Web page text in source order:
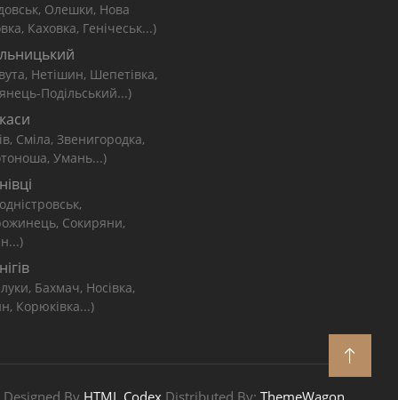
Олешки, Нова
Каховка, Генічеськ...)
Нетішин, Шепетівка,
Подільський...)
Сміла, Звенигородка,
Умань...)
Сокиряни,
Бахмач, Носівка,
Корюківка...)
Designed By HTML Codex Distributed By: ThemeWagon